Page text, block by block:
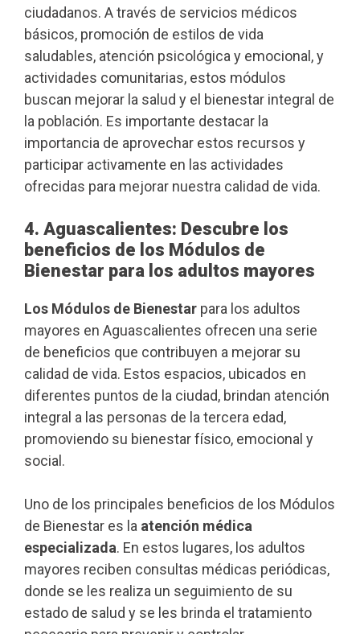
ciudadanos. A través de servicios médicos
básicos, promoción de estilos de vida
saludables, atención psicológica y emocional, y
actividades comunitarias, estos módulos
buscan mejorar la salud y el bienestar integral de
la población. Es importante destacar la
importancia de aprovechar estos recursos y
participar activamente en las actividades
ofrecidas para mejorar nuestra calidad de vida.
4. Aguascalientes: Descubre los
beneficios de los Módulos de
Bienestar para los adultos mayores
Los Módulos de Bienestar para los adultos
mayores en Aguascalientes ofrecen una serie
de beneficios que contribuyen a mejorar su
calidad de vida. Estos espacios, ubicados en
diferentes puntos de la ciudad, brindan atención
integral a las personas de la tercera edad,
promoviendo su bienestar físico, emocional y
social.
Uno de los principales beneficios de los Módulos
de Bienestar es la atención médica
especializada. En estos lugares, los adultos
mayores reciben consultas médicas periódicas,
donde se les realiza un seguimiento de su
estado de salud y se les brinda el tratamiento